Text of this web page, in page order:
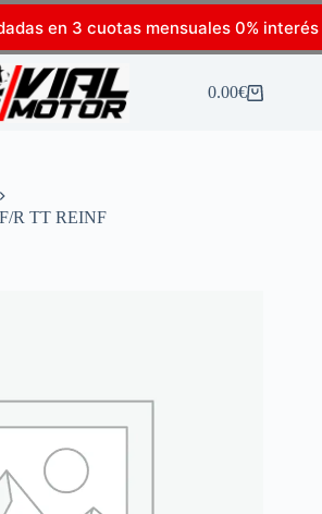
en 3 cuotas mensuales 0% interés
0.00€
R TT REINF